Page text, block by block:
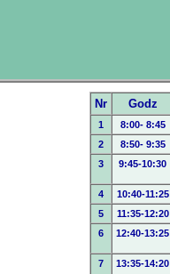
Nr Godz
1 8:00- 8:45
2
8:50- 9:35
3
9:45-10:30
4 10:40-11:25
5
11:35-12:20
6
12:40-13:25
7 13:35-14:20